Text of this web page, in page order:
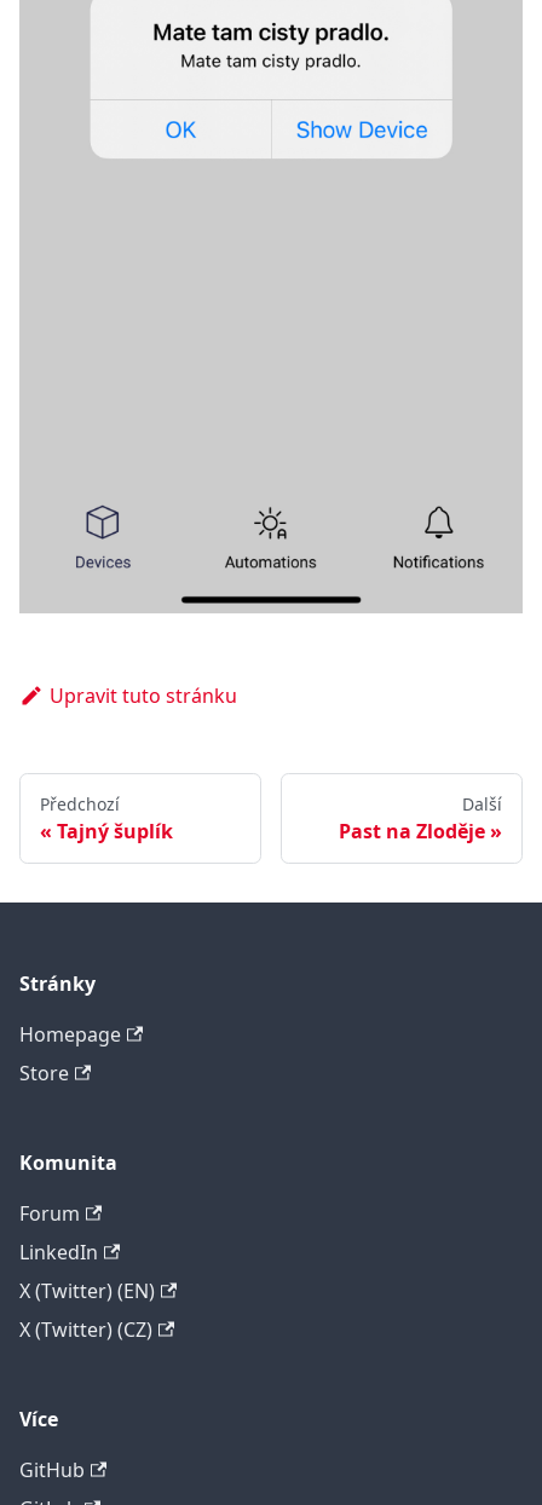
Upravit tuto stránku
Předchozí
Tajný šuplík
Další
Past na Zloděje
Stránky
Homepage
Store
Komunita
Forum
LinkedIn
X (Twitter) (EN)
X (Twitter) (CZ)
Více
GitHub